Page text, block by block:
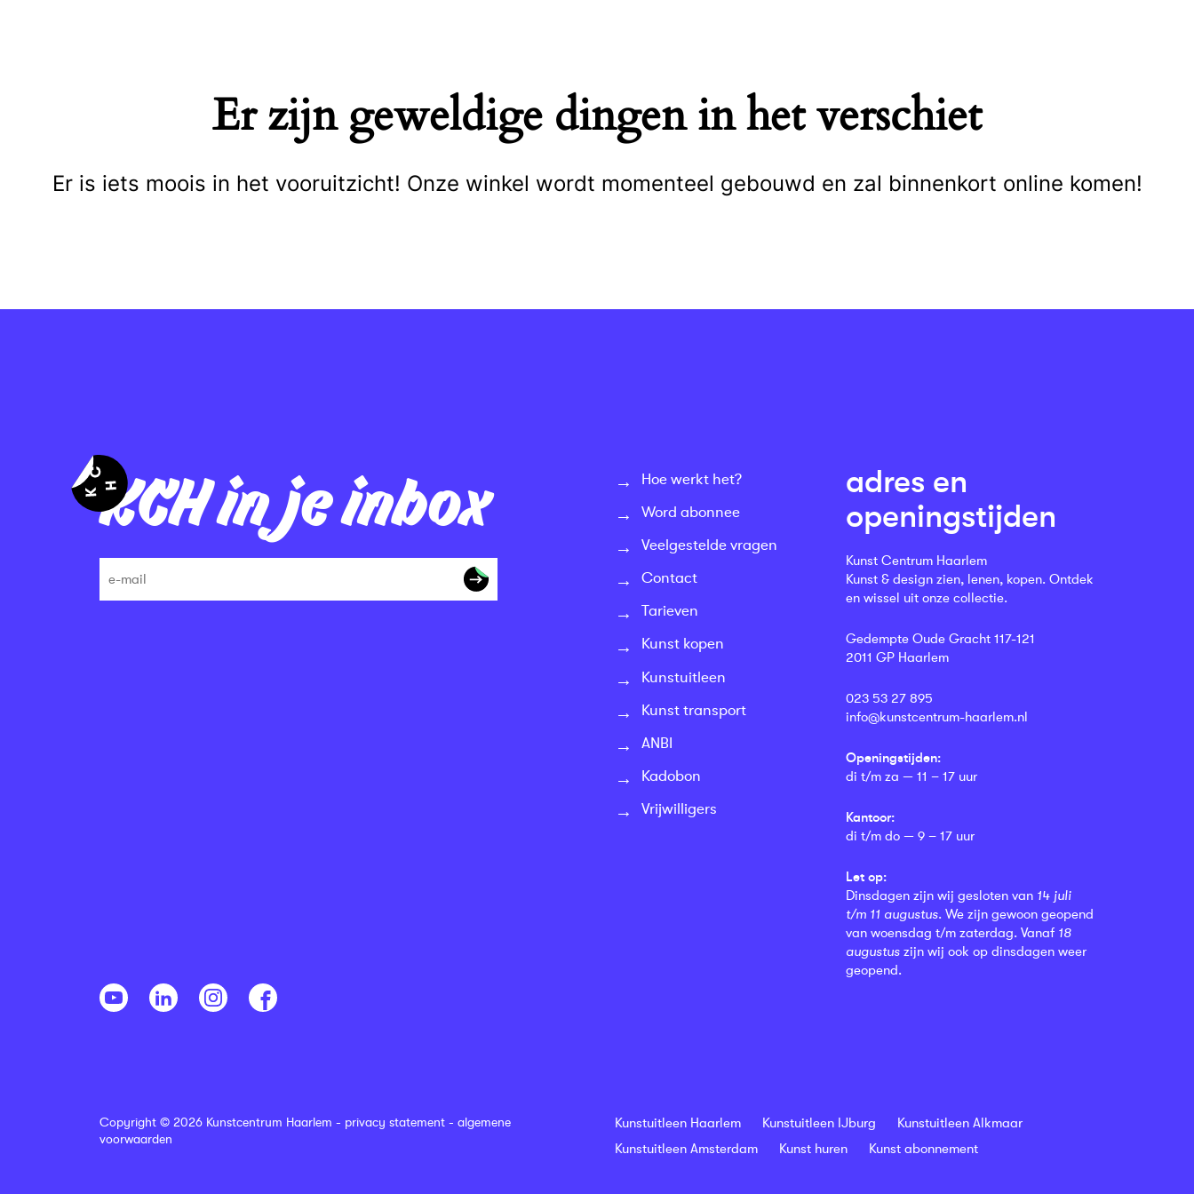
Er zijn geweldige dingen in het verschiet
Er is iets moois in het vooruitzicht! Onze winkel wordt momenteel gebouwd en zal binnenkort online komen!
KCH in je inbox
Hoe werkt het?
Word abonnee
Veelgestelde vragen
Contact
Tarieven
Kunst kopen
Kunstuitleen
Kunst transport
ANBI
Kadobon
Vrijwilligers
adres en
openingstijden
Kunst Centrum Haarlem
Kunst & design zien, lenen, kopen. Ontdek
en wissel uit onze collectie.
Gedempte Oude Gracht 117-121
2011 GP Haarlem
023 53 27 895
info@kunstcentrum-haarlem.nl
Openingstijden:
di t/m za — 11 – 17 uur
Kantoor:
di t/m do — 9 – 17 uur
Let op:
Dinsdagen zijn wij gesloten van 14 juli
t/m 11 augustus. We zijn gewoon geopend
van woensdag t/m zaterdag. Vanaf 18
augustus zijn wij ook op dinsdagen weer
geopend.
Copyright © 2026 Kunstcentrum Haarlem - privacy statement - algemene
voorwaarden
Kunstuitleen Haarlem Kunstuitleen IJburg
Kunstuitleen Alkmaar
Kunstuitleen Amsterdam
Kunst huren Kunst abonnement